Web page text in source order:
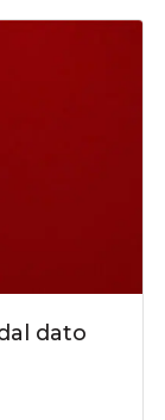
dato